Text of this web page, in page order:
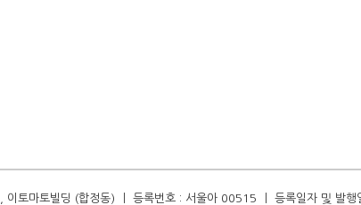
이토마토빌딩 (합정동) ㅣ 등록번호 : 서울아 00515 ㅣ 등록일자 및 발